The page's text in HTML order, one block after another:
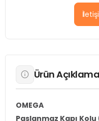
Ürün
OMEGA
Paslanmaz Kapı Kolu